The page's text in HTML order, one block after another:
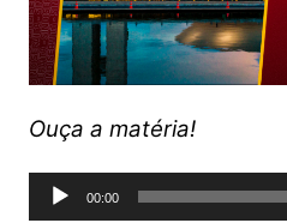
Ouça a matéria!
Tocador
de
00:00